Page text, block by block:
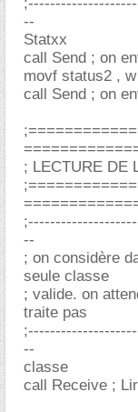
--
Statxx
call Send ; on
movf status2 ,
call Send ; on
; LECTURE DE
--
; on considère
seule classe
; valide. on
traite pas
--
classe
call Receive ;